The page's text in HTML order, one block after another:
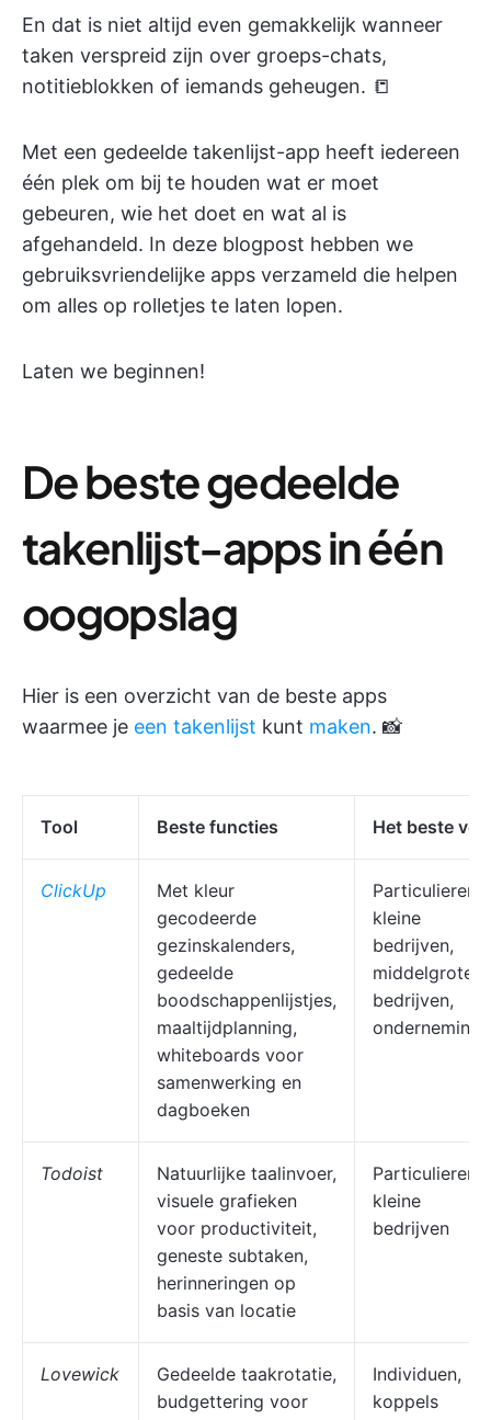
En dat is niet altijd even gemakkelijk wanneer
taken verspreid zijn over groeps-chats,
notitieblokken of iemands geheugen. 📒
Met een gedeelde takenlijst-app heeft iedereen
één plek om bij te houden wat er moet
gebeuren, wie het doet en wat al is
afgehandeld. In deze blogpost hebben we
gebruiksvriendelijke apps verzameld die helpen
om alles op rolletjes te laten lopen.
Laten we beginnen!
De beste gedeelde
takenlijst-apps in één
oogopslag
Hier is een overzicht van de beste apps
waarmee je een takenlijst kunt maken. 📸
Tool Beste functies Het beste
ClickUp
Met kleur
gecodeerde
gezinskalenders,
gedeelde
boodschappenlijstjes,
maaltijdplanning,
whiteboards voor
samenwerking en
dagboeken
Particulieren,
kleine
bedrijven,
middelgrote
bedrijven,
Todoist
Natuurlijke taalinvoer,
visuele grafieken
voor productiviteit,
geneste subtaken,
herinneringen op
basis van locatie
Particulieren,
kleine
bedrijven
Lovewick
Gedeelde taakrotatie,
budgettering voor
Individuen,
koppels